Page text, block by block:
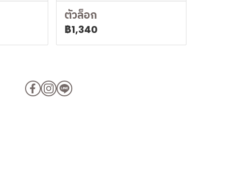
ตัวล็อก
฿1,340